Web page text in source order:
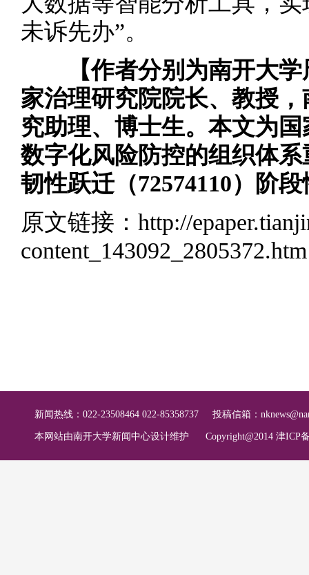
未诉先办”。
【作者分别为南开大
家治理研究院院长、教授
究助理、博士生。本文为
数字化风险防控的组织体
韧性跃迁（72574110）阶
原文链接： http://
content_143092_2805372.htm
新闻热线：022-23508464 022-85358737 投稿信箱：
本网站由南开大学新闻中心设计维护 Copyright@2014 津ICP